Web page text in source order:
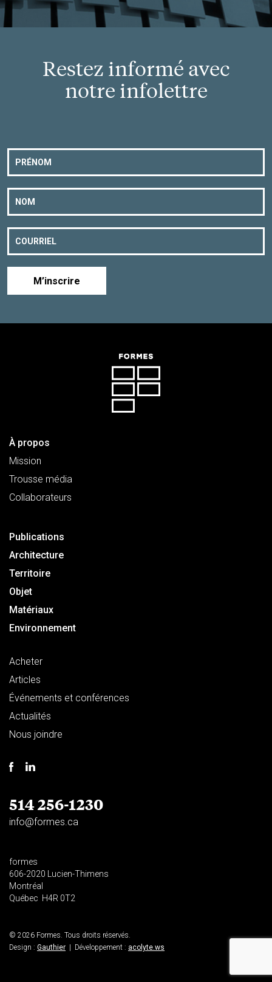
Restez informé avec
notre infolettre
M’inscrire
À propos
Mission
Trousse média
Collaborateurs
Publications
Architecture
Territoire
Objet
Matériaux
Environnement
Acheter
Articles
Événements et conférences
Actualités
Nous joindre
514 256-1230
info@formes.ca
formes
606-2020 Lucien-Thimens
Montréal
Québec H4R 0T2
© 2026 Formes. Tous droits réservés.
Design : Gauthier | Développement : acolyte.ws